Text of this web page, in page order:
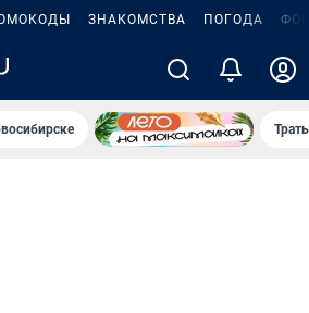
ЗНАКОМСТВА ПОГОДА